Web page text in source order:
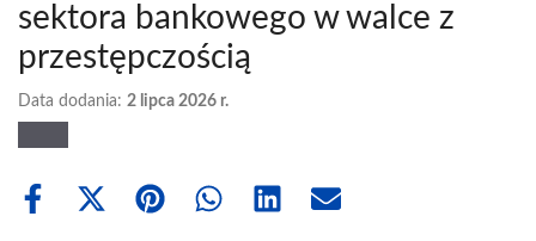
sektora bankowego w walce z
przestępczością
Data dodania: 2 lipca 2026 r.
Share
Share Share Share Share Share